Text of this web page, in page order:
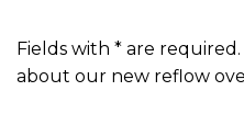
Fields with * are
about our new reflow